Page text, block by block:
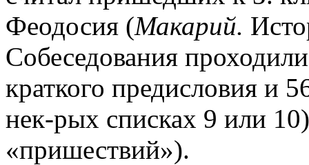
Феодосия (Макарий.
Собеседования
краткого предисловия и
нек-рых списках 9 или
«пришествий»).